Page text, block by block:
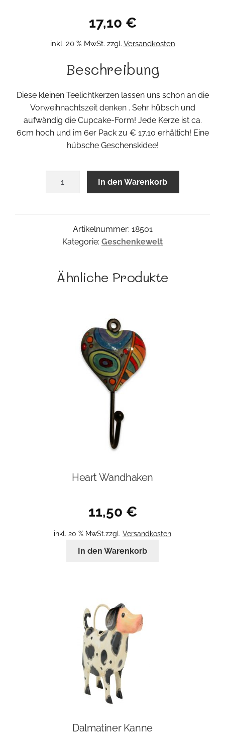
17,10 €
inkl. 20 % MwSt. zzgl. Versandkosten
Beschreibung
Diese kleinen Teelichtkerzen lassen uns schon an die
Vorweihnachtszeit denken . Sehr hübsch und
aufwändig die Cupcake-Form! Jede Kerze ist ca.
6cm hoch und im 6er Pack zu € 17.10 erhältich! Eine
hübsche Geschenskidee!
In den Warenkorb
Artikelnummer: 18501
Kategorie: Geschenkewelt
Ähnliche Produkte
Heart Wandhaken
11,50 €
inkl. 20 % MwSt.zzgl. Versandkosten
In den Warenkorb
Dalmatiner Kanne